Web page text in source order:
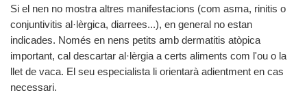
Si el nen no mostra altres manifestacions (com asma, rinitis o
conjuntivitis al·lèrgica, diarrees...), en general no estan
indicades. Només en nens petits amb dermatitis atòpica
important, cal descartar al·lèrgia a certs aliments com l'ou o la
llet de vaca. El seu especialista li orientarà adientment en cas
necessari.